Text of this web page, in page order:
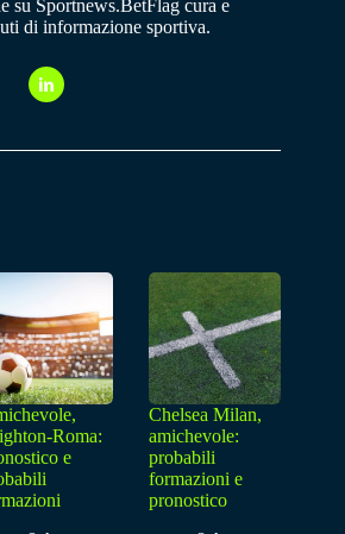
su Sportnews.BetFlag cura e
di informazione sportiva.
Roma:
e
Chelsea Milan,
amichevole:
probabili
formazioni e
pronostico